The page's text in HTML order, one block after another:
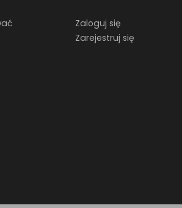
Zaloguj się
Zarejestruj się